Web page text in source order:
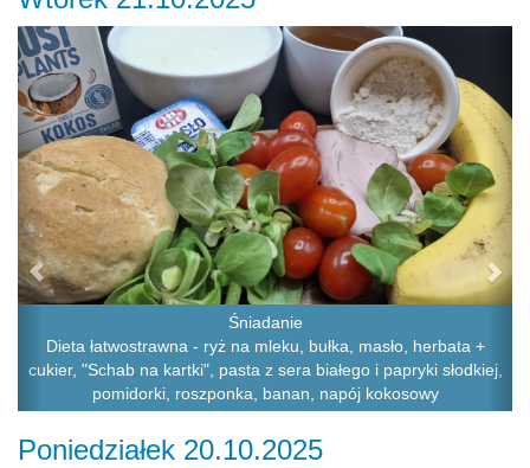
Śniadanie
Dieta łatwostrawna - ryż na mleku, bułka, masło, herbata +
cukier, "Schab na kartki", pasta z sera białego i papryki słodkiej,
pomidorki, roszponka, banan, napój kokosowy
Previous
Poniedziałek 20.10.2025